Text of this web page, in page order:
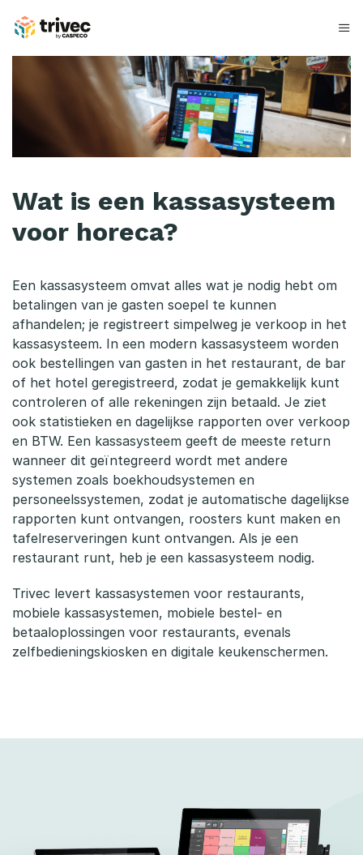
content
a
i
s
e
n
k
a
s
s
a
s
y
s
t
e
e
m
o
Wat is een kassasysteem
voor horeca?
Een kassasysteem omvat alles wat je nodig hebt om
betalingen van je gasten soepel te kunnen
afhandelen; je registreert simpelweg je verkoop in het
kassasysteem. In een modern kassasysteem worden
ook bestellingen van gasten in het restaurant, de bar
of het hotel geregistreerd, zodat je gemakkelijk kunt
controleren of alle rekeningen zijn betaald. Je ziet
ook statistieken en dagelijkse rapporten over verkoop
en BTW. Een kassasysteem geeft de meeste return
wanneer dit geïntegreerd wordt met andere
systemen zoals boekhoudsystemen en
personeelssystemen, zodat je automatische dagelijkse
rapporten kunt ontvangen, roosters kunt maken en
tafelreserveringen kunt ontvangen. Als je een
restaurant runt, heb je een kassasysteem nodig.
Trivec levert kassasystemen voor restaurants,
mobiele kassasystemen, mobiele bestel- en
betaaloplossingen voor restaurants, evenals
zelfbedieningskiosken en digitale keukenschermen.